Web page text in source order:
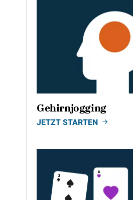
Gehirnjogging
JETZT STARTEN